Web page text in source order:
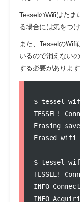
TesselのWifiはたま
る場合には気をつけ
また、Tesselの
いるので消えない
する必要があります
$ tessel
TESSEL!
Erasing
Erased
$ tessel
TESSEL!
INFO
INFO